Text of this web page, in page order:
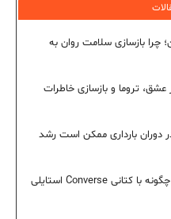
چرا بازسازی سلامت روان به
تروما و بازسازی خاطرات
دوران بارداری ممکن است رشد
راهنمای ست کردن کفش کانورس؛ چگونه با کتانی Converse استایلی